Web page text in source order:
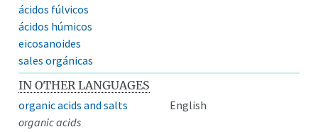
ácidos fúlvicos
ácidos húmicos
eicosanoides
sales orgánicas
IN OTHER LANGUAGES
organic acids and salts
English
organic acids